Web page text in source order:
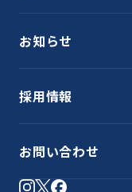
お知らせ
採用情報
お問い合わせ